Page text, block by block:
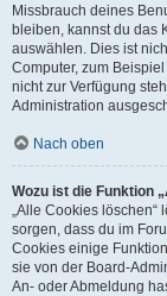
Missbrauch deines
bleiben, kannst du das
auswählen. Dies ist
Computer, zum
nicht zur Verfügung
Administration
Nach oben
Wozu ist die Funktion
„Alle Cookies löschen“
sorgen, dass du im
Cookies einige
sie von der Board-
An- oder Abmeldung